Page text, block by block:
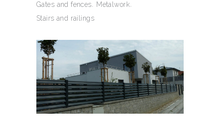
Gates and fences
Metalwork
Stairs and railings